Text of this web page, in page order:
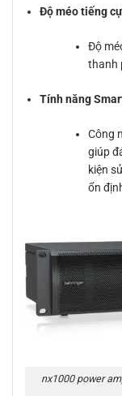
Độ méo tiếng
Độ
thanh
Tính năng
Công
giúp
kiện
ổn
nx1000 power